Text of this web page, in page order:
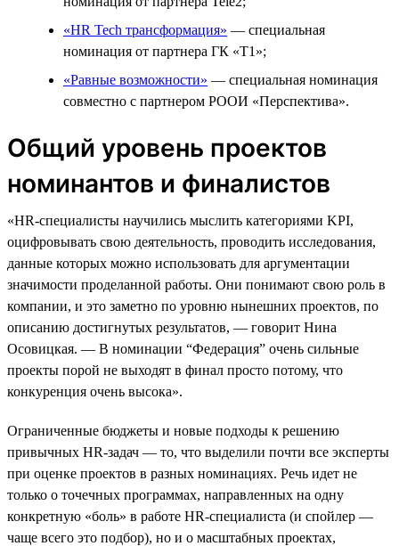
«HR Tech трансформация» — специальная
номинация от партнера ГК «Т1»;
«Равные возможности» — специальная номинация
совместно с партнером РООИ «Перспектива».
Общий уровень проектов
номинантов и финалистов
«HR-специалисты научились мыслить категориями KPI,
оцифровывать свою деятельность, проводить исследования,
данные которых можно использовать для аргументации
значимости проделанной работы. Они понимают свою роль в
компании, и это заметно по уровню нынешних проектов, по
описанию достигнутых результатов, — говорит Нина
Осовицкая. — В номинации “Федерация” очень сильные
проекты порой не выходят в финал просто потому, что
конкуренция очень высока».
Ограниченные бюджеты и новые подходы к решению
привычных HR-задач — то, что выделили почти все эксперты
при оценке проектов в разных номинациях. Речь идет не
только о точечных программах, направленных на одну
конкретную «боль» в работе HR-специалиста (и спойлер —
чаще всего это подбор), но и о масштабных проектах,